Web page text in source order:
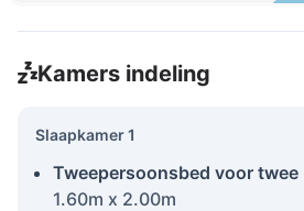
Kamers indeling
Slaapkamer 1
Tweepersoonsbed voor twee
1.60m x 2.00m